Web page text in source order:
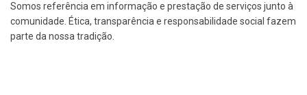
Somos referência em informação e prestação de serviços junto à
comunidade. Ética, transparência e responsabilidade social fazem
parte da nossa tradição.